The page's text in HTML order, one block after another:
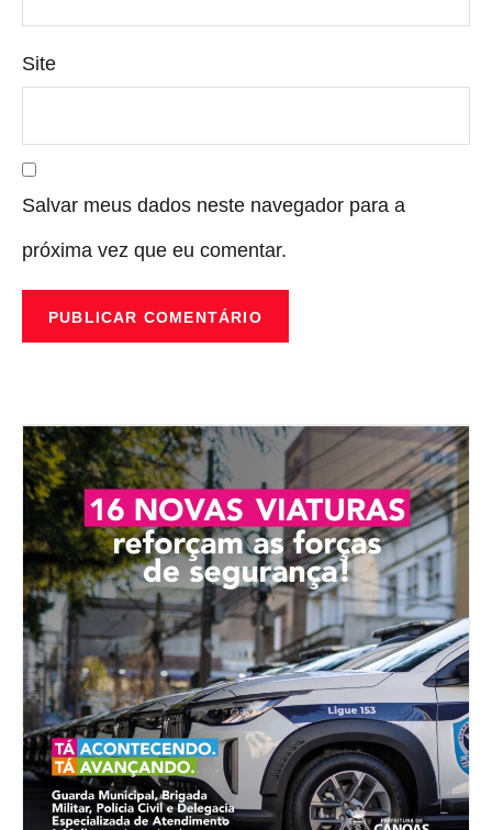
Site
Salvar meus dados neste navegador para a
próxima vez que eu comentar.